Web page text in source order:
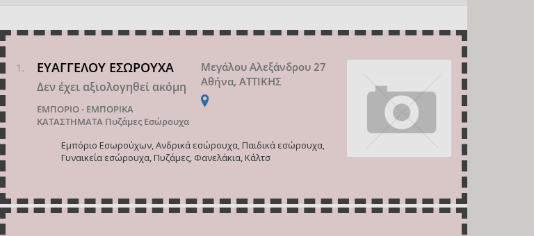
ΕΥΑΓΓΕΛΟΥ ΕΣΩΡΟΥΧΑ
Δεν έχει αξιολογηθεί ακόμη
ΕΜΠΟΡΙΟ - ΕΜΠΟΡΙΚΑ
ΚΑΤΑΣΤΗΜΑΤΑ Πυζάμες Εσώρουχα
Μεγάλου Αλεξάνδρου 27
Αθήνα, ΑΤΤΙΚΗΣ
Εμπόριο Εσωρούχων, Ανδρικά εσώρουχα, Παιδικά εσώρουχα,
Γυναικεία εσώρουχα, Πυζάμες, Φανελάκια, Κάλτσ